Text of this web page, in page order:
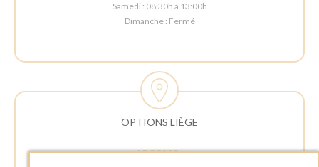
Samedi : 08:30h à 13:00h
Dimanche : Fermé
OPTIONS LIÈGE
ADRESSE :